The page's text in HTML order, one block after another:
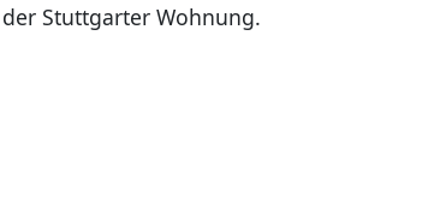
Stuttgarter Wohnung.